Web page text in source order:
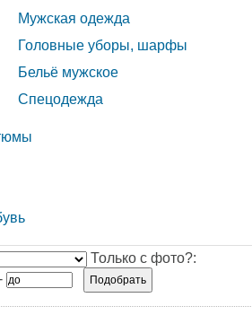
Мужская одежда
Головные уборы, шарфы
Бельё мужское
Спецодежда
Только с фото?: